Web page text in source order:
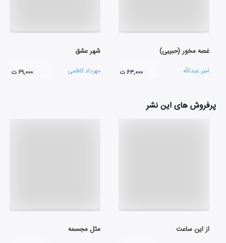
غصه مخور (حبیبی)
امیر عبدالله ۶۳,۰۰۰ ت
شهر عشق
مهرداد کاظمی ۶۹,۰۰۰ ت
پرفروش های این نشر
از این ساعت مثل مجسمه